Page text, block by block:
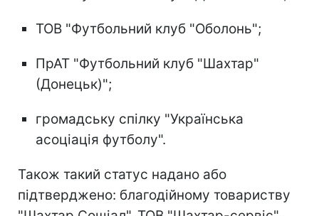
ТОВ "Футбольний клуб "Оболонь";
ПрАТ "Футбольний клуб "Шахтар"
(Донецьк)";
громадську спілку "Українська
асоціація футболу".
Також такий статус надано або
підтверджено: благодійному товариству